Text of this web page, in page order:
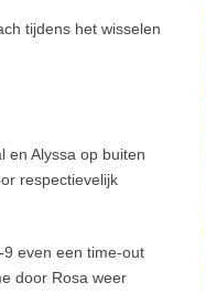
tijdens het wisselen
en Alyssa op buiten
respectievelijk
even een time-out
door Rosa weer